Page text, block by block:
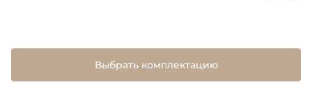
Выбрать комплектацию